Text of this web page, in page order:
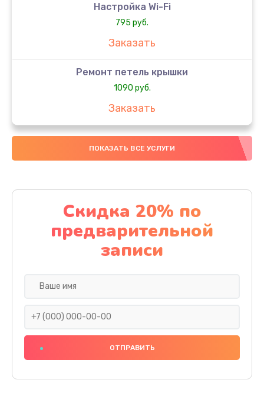
Настройка Wi-Fi
795 руб.
Заказать
Ремонт петель крышки
1090 руб.
Заказать
Замена вебкамеры
990 руб.
Замена SSD
890 руб.
Заказать
Замена северного моста
2885 руб.
ПОКАЗАТЬ ВСЕ УСЛУГИ
Скидка 20% по
предварительной
записи